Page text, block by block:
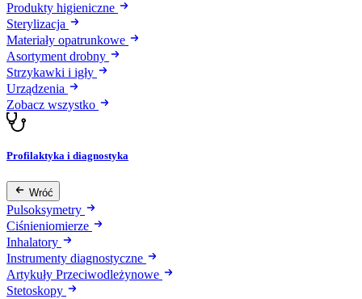
Produkty higieniczne
Sterylizacja
Materiały opatrunkowe
Asortyment drobny
Strzykawki i igły
Urządzenia
Zobacz wszystko
Profilaktyka i diagnostyka
Wróć
Pulsoksymetry
Ciśnieniomierze
Inhalatory
Instrumenty diagnostyczne
Artykuły Przeciwodleżynowe
Stetoskopy